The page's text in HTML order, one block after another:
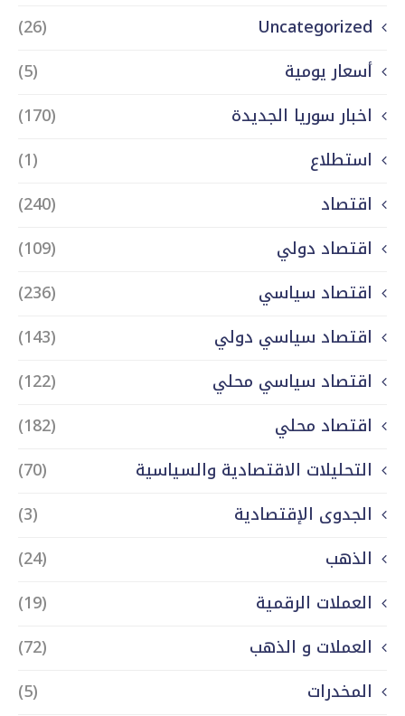
Uncategorized
(26)
أسعار يومية
(5)
اخبار سوريا الجديدة
(170)
استطلاع
(1)
اقتصاد
(240)
اقتصاد دولي
(109)
اقتصاد سياسي
(236)
اقتصاد سياسي دولي
(143)
اقتصاد سياسي محلي
(122)
اقتصاد محلي
(182)
التحليلات الاقتصادية والسياسية
(70)
الجدوى الإقتصادية
(3)
الذهب
(24)
العملات الرقمية
(19)
العملات و الذهب
(72)
المخدرات
(5)